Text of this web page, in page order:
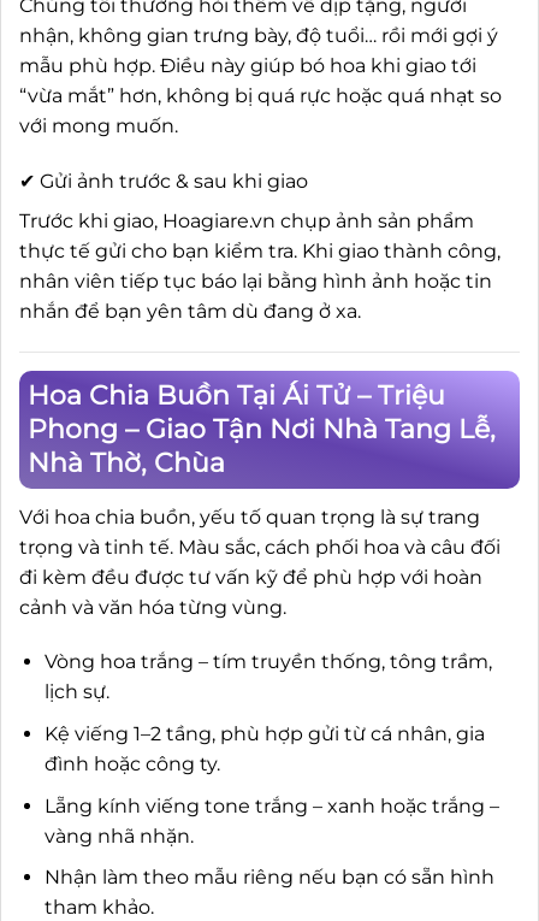
Chúng tôi thường hỏi thêm về dịp tặng, người
nhận, không gian trưng bày, độ tuổi… rồi mới gợi ý
mẫu phù hợp. Điều này giúp bó hoa khi giao tới
“vừa mắt” hơn, không bị quá rực hoặc quá nhạt so
với mong muốn.
✔ Gửi ảnh trước & sau khi giao
Trước khi giao, Hoagiare.vn chụp ảnh sản phẩm
thực tế gửi cho bạn kiểm tra. Khi giao thành công,
nhân viên tiếp tục báo lại bằng hình ảnh hoặc tin
nhắn để bạn yên tâm dù đang ở xa.
Hoa Chia Buồn Tại Ái Tử – Triệu
Phong – Giao Tận Nơi Nhà Tang Lễ,
Nhà Thờ, Chùa
Với hoa chia buồn, yếu tố quan trọng là sự trang
trọng và tinh tế. Màu sắc, cách phối hoa và câu đối
đi kèm đều được tư vấn kỹ để phù hợp với hoàn
cảnh và văn hóa từng vùng.
Vòng hoa trắng – tím truyền thống, tông trầm,
lịch sự.
Kệ viếng 1–2 tầng, phù hợp gửi từ cá nhân, gia
đình hoặc công ty.
Lẵng kính viếng tone trắng – xanh hoặc trắng –
vàng nhã nhặn.
Nhận làm theo mẫu riêng nếu bạn có sẵn hình
tham khảo.